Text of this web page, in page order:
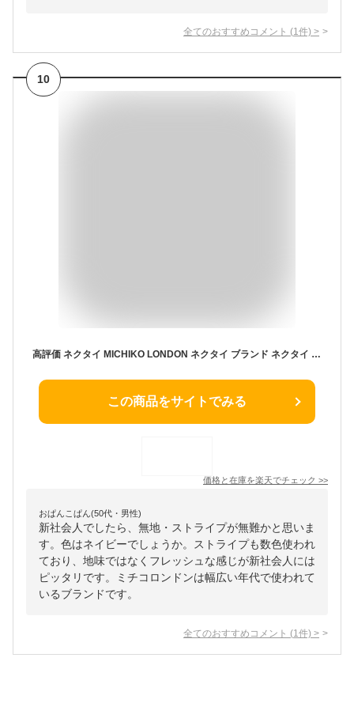
全てのおすすめコメント (1 件) >
10
高評価 ネクタイ MICHIKO LONDON ネクタイ ブランド ネクタイ シルク プレゼント ミチコロンドン メンズ ネクタイ ビジネス 30代 40代 50代 MLK-261
この商品をサイトでみる
価格と在庫を楽天でチェック >>
おぱんこぱん(50代・男性)
新社会人でしたら、無地・ストライプが無難かと思いま
す。色はネイビーでしょうか。ストライプも数色使われ
ており、地味ではなくフレッシュな感じが新社会人には
ピッタリです。ミチコロンドンは幅広い年代で使われて
いるブランドです。
全てのおすすめコメント (1 件) >